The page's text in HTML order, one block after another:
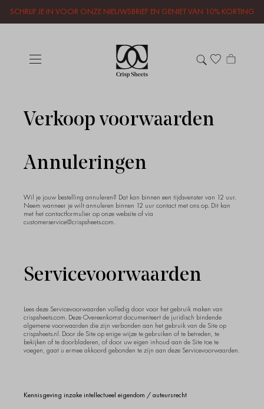
SCHRIJF JE IN VOOR ONZE NIEUWSBRIEF EN GENIET VAN 10% KORTING
Verkoop voorwaarden
Annuleringen
Wil je jouw bestelling annuleren? Dat kan binnen een tijdsvenster van 12 uur.
Neem wanneer je wilt annuleren binnen 12 uur contact met ons op. Dit kan
met het contactformulier op onze website of via
customerservice@crispsheets.com.
Servicevoorwaarden
Lees deze Servicevoorwaarden volledig door voor het gebruik maken van
crispsheets.com. Deze Overeenkomst documenteert de juridisch bindende
algemene voorwaarden die zijn verbonden aan het gebruik van de Site op
crispsheets.nl. Door de Site op enige wijze te gebruiken of te betreden, te
bekijken of te doorbladeren, of door uw eigen inhoud aan de Site toe te
voegen, gaat u ermee akkoord gebonden te zijn aan deze Servicevoorwaarden.
Kennisgeving inzake intellectueel eigendom / auteursrecht